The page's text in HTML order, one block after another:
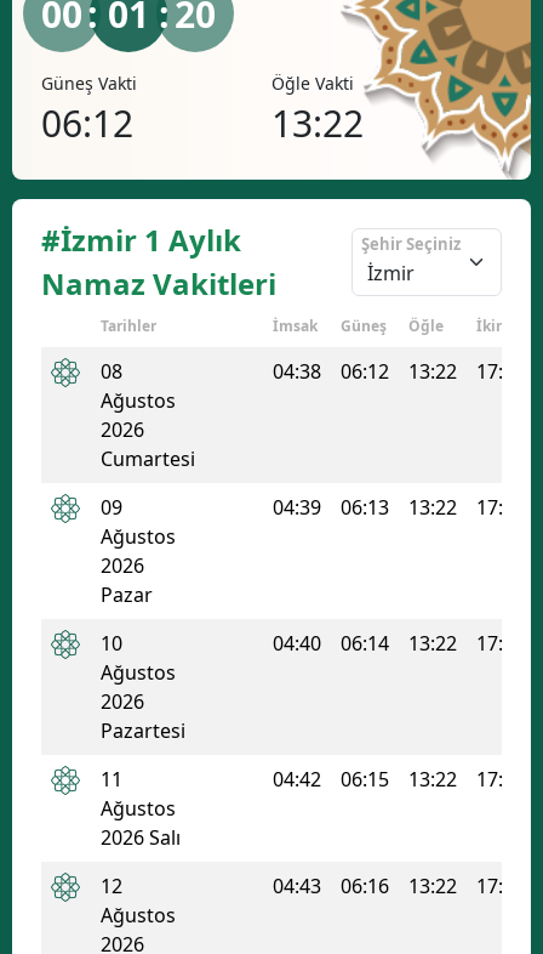
Aydın
Balıkesir
Bilecik
Bolu
Çorum
Edirne
00: 01 :20
İkindi Vakti
17:11
#İzmir 1 Aylık
Namaz Vakitleri
Şehir Seçiniz
Tarihler İmsak Güneş Öğle İkindi
08
Ağustos
2026
Cumartesi
04:38 06:12 13:22 17:11
09
Ağustos
2026
Pazar
04:39 06:13 13:22 17:10
10
Ağustos
2026
Pazartesi
04:40 06:14 13:22 17:10
11
Ağustos
2026 Salı
04:42 06:15 13:22 17:09
12
Ağustos
2026
04:43 06:16 13:22 17:09